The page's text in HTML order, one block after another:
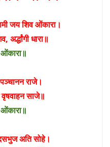
जय शिव ओंकारा।
अर्द्धांगी धारा॥
राजे।
साजे॥
अति सोहे।